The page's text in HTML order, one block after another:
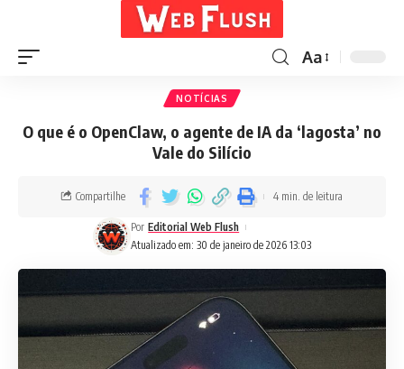
Aa
NOTÍCIAS
O que é o OpenClaw, o agente de IA da ‘lagosta’ no
Vale do Silício
Atualizado em: 30 de janeiro de 2026 13:03
Por Editorial Web Flush
Compartilhe 4 min. de leitura